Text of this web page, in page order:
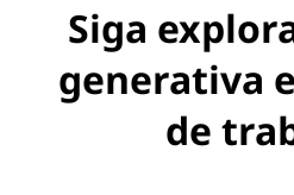
Siga
generativa
de